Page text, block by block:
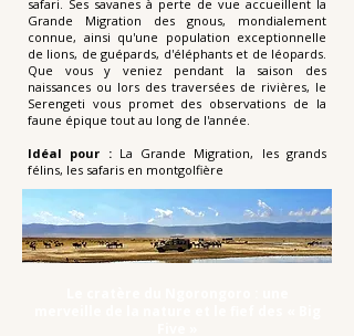
safari. Ses savanes à perte de vue accueillent la
Grande Migration des gnous, mondialement
connue, ainsi qu'une population exceptionnelle
de lions, de guépards, d'éléphants et de léopards.
Que vous y veniez pendant la saison des
naissances ou lors des traversées de rivières, le
Serengeti vous promet des observations de la
faune épique tout au long de l'année.
Idéal pour :La Grande Migration, les grands
félins, les safaris en montgolfière